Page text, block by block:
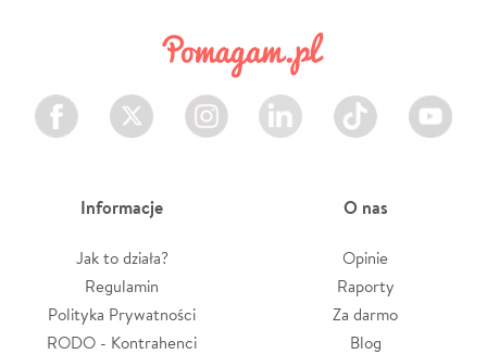
Facebook Twitter Instagram LinkedIn TikTok Youtube
Informacje
Jak to działa?
Regulamin
Polityka Prywatności
RODO - Kontrahenci
O nas
Opinie
Raporty
Za darmo
Blog